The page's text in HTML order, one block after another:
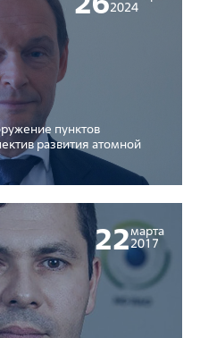
2024
пунктов
развития атомной
22марта
2017